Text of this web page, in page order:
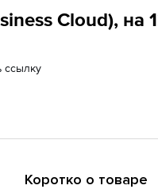
Cloud), на
ссылку
Коротко о товаре